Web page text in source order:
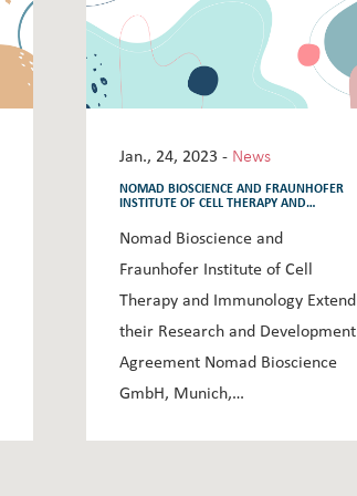
Jan., 24, 2023 - News
NOMAD BIOSCIENCE AND FRAUNHOFER
INSTITUTE OF CELL THERAPY AND
AND DEVELOPMENT AGREEMENT
Nomad Bioscience and
Fraunhofer Institute of Cell
Therapy and Immunology Extend
their Research and Development
Agreement Nomad Bioscience
GmbH, Munich,…